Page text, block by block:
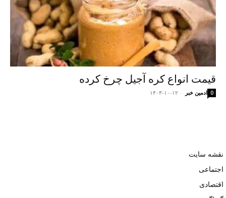
قیمت انواع کره آجیل چرخ کرده
ادمین خبر - ۱۴۰۳-۱۰-۱۲ 0
نقشه سایت
اجتماعی
اقتصادی